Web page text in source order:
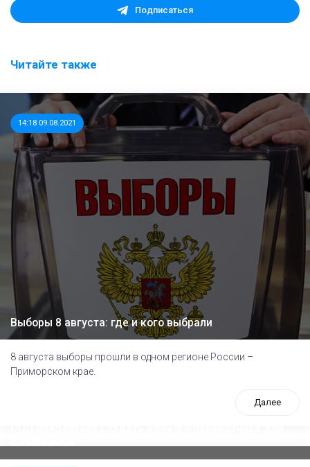
Подписаться
Читайте также
14:18 09.08.2021
Выборы 8 августа: где и кого выбрали
8 августа выборы прошли в одном регионе России –
Приморском крае.
Далее